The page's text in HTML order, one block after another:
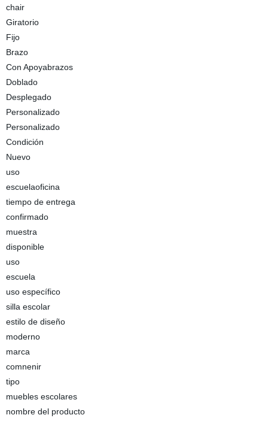
chair
Giratorio
Fijo
Brazo
Con Apoyabrazos
Doblado
Desplegado
Personalizado
Personalizado
Condición
Nuevo
uso
escuelaoficina
tiempo de entrega
confirmado
muestra
disponible
uso
escuela
uso específico
silla escolar
estilo de diseño
moderno
marca
comnenir
tipo
muebles escolares
nombre del producto